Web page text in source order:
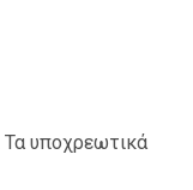
Τα υποχρεωτικά